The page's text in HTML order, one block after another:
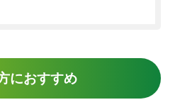
におすすめ